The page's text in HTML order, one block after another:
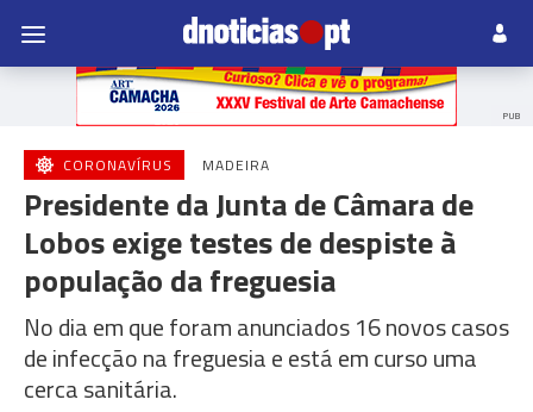
PUB
CORONAVÍRUS MADEIRA
Presidente da Junta de Câmara de
Lobos exige testes de despiste à
população da freguesia
No dia em que foram anunciados 16 novos casos
de infecção na freguesia e está em curso uma
cerca sanitária.